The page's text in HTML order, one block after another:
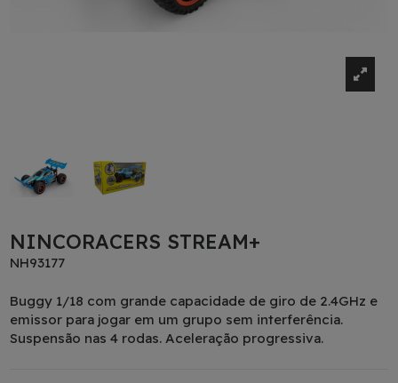
NINCORACERS STREAM+
NH93177
Buggy 1/18 com grande capacidade de giro de 2.4GHz e
emissor para jogar em um grupo sem interferência.
Suspensão nas 4 rodas. Aceleração progressiva.